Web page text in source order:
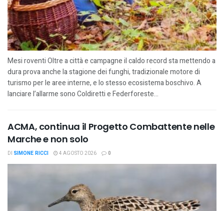
Mesi roventi Oltre a città e campagne il caldo record sta mettendo a
dura prova anche la stagione dei funghi, tradizionale motore di
turismo per le aree interne, e lo stesso ecosistema boschivo. A
lanciare l’allarme sono Coldiretti e Federforeste...
ACMA, continua il Progetto Combattente nelle
Marche e non solo
DI SIMONE RICCI 4 AGOSTO 2026 0